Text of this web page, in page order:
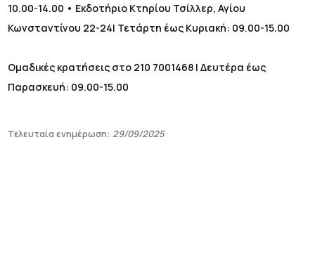
10.00-14.00 • Εκδοτήριο Κτηρίου Τσίλλερ, Αγίου
Κωνσταντίνου 22-24| Τετάρτη έως Κυριακή: 09.00-15.00
Ομαδικές κρατήσεις στο 210 7001468 | Δευτέρα έως
Παρασκευή: 09.00-15.00
Τελευταία ενημέρωση:29/09/2025